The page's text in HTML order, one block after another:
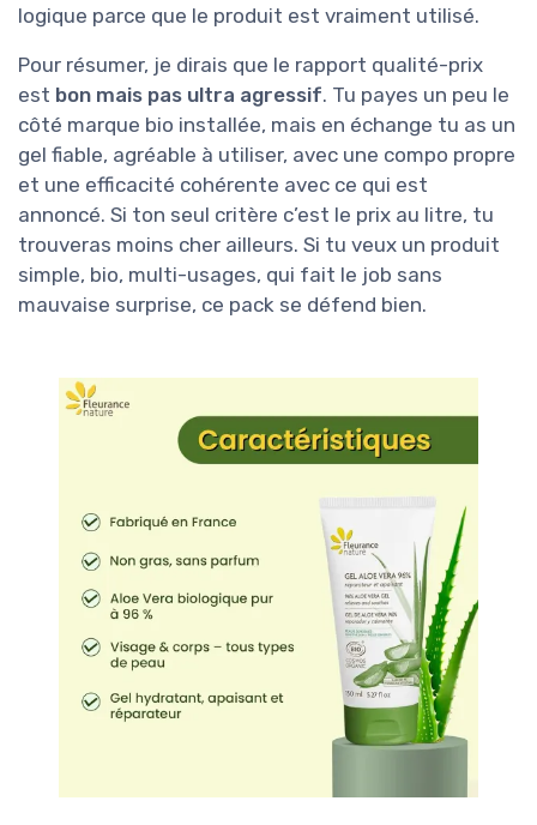
logique parce que le produit est vraiment utilisé.
Pour résumer, je dirais que le rapport qualité-prix
est bon mais pas ultra agressif. Tu payes un peu le
côté marque bio installée, mais en échange tu as un
gel fiable, agréable à utiliser, avec une compo propre
et une efficacité cohérente avec ce qui est
annoncé. Si ton seul critère c’est le prix au litre, tu
trouveras moins cher ailleurs. Si tu veux un produit
simple, bio, multi-usages, qui fait le job sans
mauvaise surprise, ce pack se défend bien.